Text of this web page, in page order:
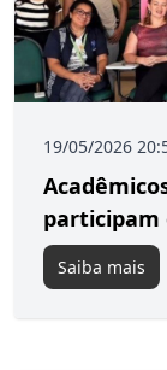
19/05/2026
participam
Saiba mais